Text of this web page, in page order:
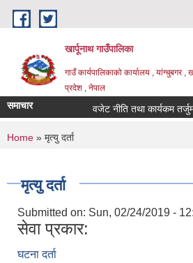
Skip to main content
खार्पूनाथ गाउँपालिका
गाउँ कार्यपालिकाको कार्यालय , यांग्चुबगर ,
प्रदेश , नेपाल
समाचार वजेट नीति तथा कार्यकम
You are here
Home » मृत्यु दर्ता
मृत्यु दर्ता
Submitted on: Sun, 02/24/2019 -
सेवा प्रकार:
घटना दर्ता